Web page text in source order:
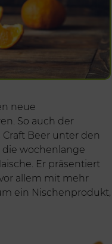
neue
So auch der
Craft Beer unter den
wochenlange
Er präsentiert
allem mit mehr
ein Nischenprodukt,